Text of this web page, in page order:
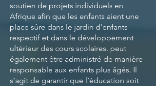
soutien de projets individuels en
Afrique afin que les enfants aient une
place sûre dans le jardin d'enfants
respectif et dans le développement
ultérieur des cours scolaires. peut
également être administré de manière
responsable aux enfants plus âgés. Il
s’agit de garantir que l’éducation soit